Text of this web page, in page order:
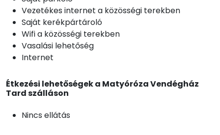
Vezetékes internet a közösségi terekben
Saját kerékpártároló
Wifi a közösségi terekben
Vasalási lehetőség
Internet
Étkezési lehetőségek a Matyóróza Vendégház
Tard szálláson
Nincs ellátás